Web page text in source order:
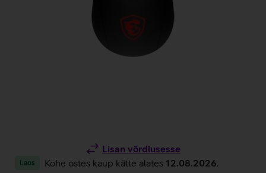
Lisan võrdlusesse
Laos Kohe ostes kaup kätte alates 12.08.2026